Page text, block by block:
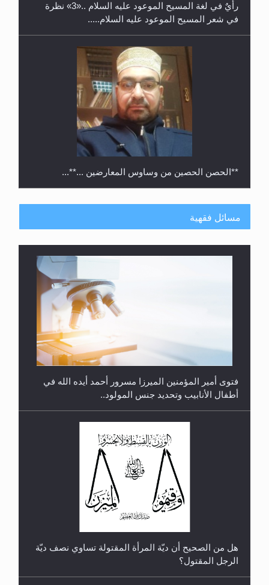
رأيٌ في لغة المسيح الموعود عليه السلام ..«3» نظرة
في شعر المسيح الموعود عليه السلام.....
**الحصن الحصين من وساوس المعارضين ...**...
رأيٌ في لغة المسيح الموعود عليه السلام.. 4...
مسائل فقهية
فتوى أمير المؤمنين الميرزا مسرور أحمد أيده الله في
أطفال الأنابيب وتحديد جنس المولود..
هل من الصحيح أن ديّة المرأة المقتولة تساوي نصف ديّة
الرجل المقتول؟